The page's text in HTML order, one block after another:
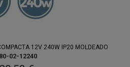
12V 240W IP20 MOLDEADO
02-12240